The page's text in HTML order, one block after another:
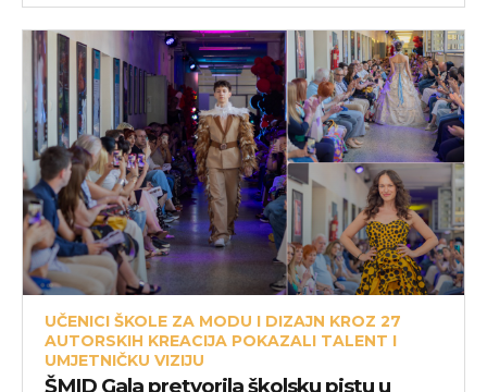
UČENICI ŠKOLE ZA MODU I DIZAJN KROZ 27
AUTORSKIH KREACIJA POKAZALI TALENT I
UMJETNIČKU VIZIJU
ŠMID Gala pretvorila školsku pistu u